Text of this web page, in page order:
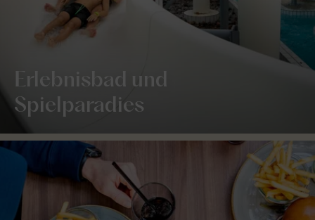
Erlebnisbad und
Spielparadies